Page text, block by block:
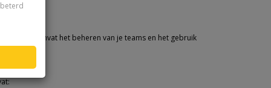
Dit omvat het beheren van je teams en het gebruik